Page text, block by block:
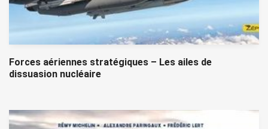
Forces aériennes stratégiques – Les ailes de
dissuasion nucléaire